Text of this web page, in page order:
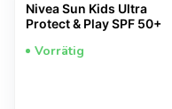
Nivea Sun Kids Ultra
Protect & Play SPF 50+
Vorrätig